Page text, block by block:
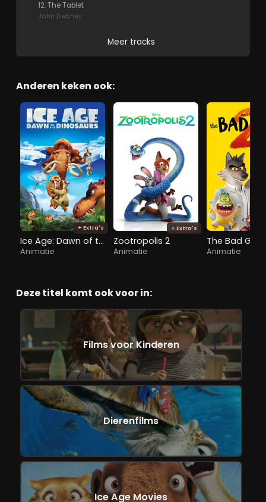
12. The Tablet
John Debney
Meer tracks
Anderen keken ook:
+ Extra's
Ice Age: Dawn of the Dinosaurs
Animatie
+ Extra's
Zootropolis 2
Animatie
The Bad
Animatie
Deze titel komt ook voor in:
Films voor Kinderen
Dierenfilms
Ice Age Movies